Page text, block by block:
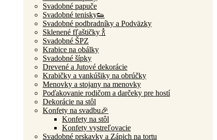
Svadobné papuče
Svadobné tenisky👟
Svadobné podbradníky a Podväzky
Sklenené fľaštičky 🍾
Svadobné ŠPZ
Krabice na obálky
Svadobné šípky
Drevené a Jutové dekorácie
Krabičky a vankúšiky na obrúčky
Menovky a stojany na menovky
Poďakovanie rodičom a darčeky pre hostí
Dekorácie na stôl
Konfety na svadbu🎉
Konfety na stôl
Konfety vystreľovacie
Svadobné prskavky a Zápich na tortu